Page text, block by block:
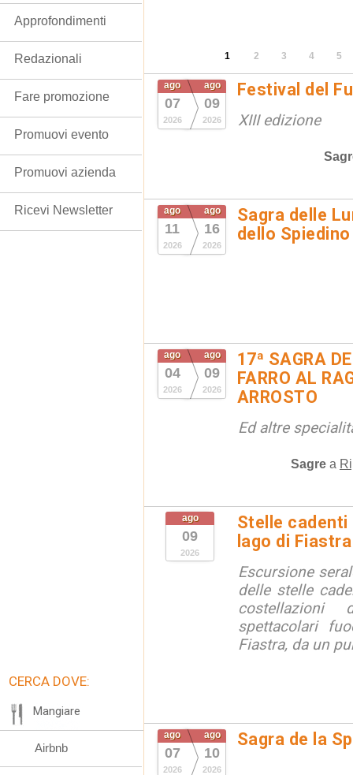
1 2 3 4 5
ago
07
2026
ago
09
2026
Festival del
XIII edizione
ago
11
2026
ago
16
2026
Sagra delle
dello Spiedino
ago
04
2026
ago
09
2026
17ª SAGRA
FARRO AL
ARROSTO
Ed altre
Sagre a
ago
09
2026
Stelle
lago di Fiastra
Escursione
delle stelle
spettacolari
Fiastra, da un
ago
07
2026
ago
10
2026
Sagra de la
Approfondimenti
Redazionali
Fare promozione
Promuovi evento
Promuovi azienda
Ricevi Newsletter
CERCA DOVE:
Mangiare
Airbnb